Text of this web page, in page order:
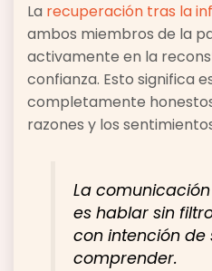
La recuperación tras la
ambos miembros de la
activamente en la
confianza. Esto significa
completamente
razones y los
La
es hablar sin
con intención de
comprender.